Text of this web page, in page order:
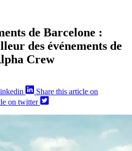
de Barcelone :
des événements de
Crew
Share this article on
on twitter